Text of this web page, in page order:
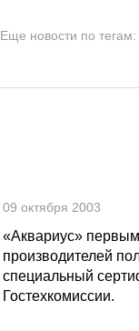
Еще новости по тегам:
09 октября 2003
«Аквариус»
производителей
специальный
Гостехкомиссии.